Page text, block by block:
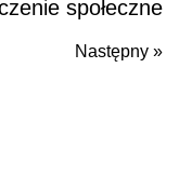
społeczne
Następny »